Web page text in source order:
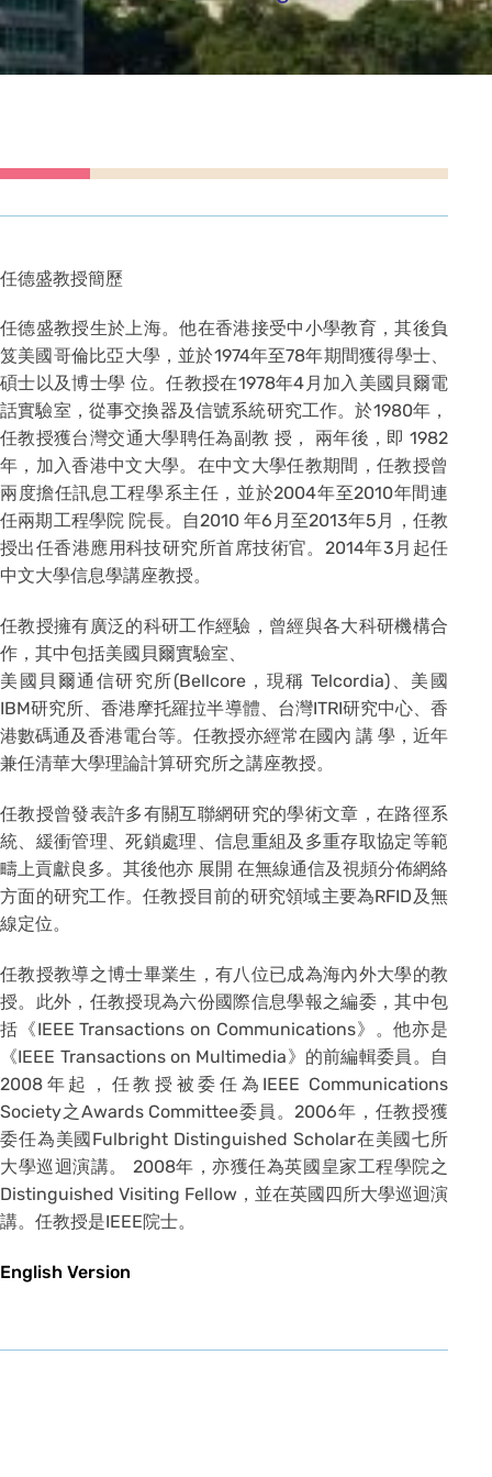
任德盛教授簡歷
任德盛教授生於上海。他在香港接受中小學教育，其後負
笈美國哥倫比亞大學，並於1974年至78年期間獲得學士、
碩士以及博士學 位。任教授在1978年4月加入美國貝爾電
話實驗室，從事交換器及信號系統研究工作。於1980年，
任教授獲台灣交通大學聘任為副教 授， 兩年後，即 1982
年，加入香港中文大學。在中文大學任教期間，任教授曾
兩度擔任訊息工程學系主任，並於2004年至2010年間連
任兩期工程學院 院長。自2010 年6月至2013年5月，任教
授出任香港應用科技研究所首席技術官。2014年3月起任
中文大學信息學講座教授。
任教授擁有廣泛的科研工作經驗，曾經與各大科研機構合
作，其中包括美國貝爾實驗室、
美國貝爾通信研究所(Bellcore，現稱 Telcordia)、美國
IBM研究所、香港摩托羅拉半導體、台灣ITRI研究中心、香
港數碼通及香港電台等。任教授亦經常在國內 講 學，近年
兼任清華大學理論計算研究所之講座教授。
任教授曾發表許多有關互聯網研究的學術文章，在路徑系
統、緩衝管理、死鎖處理、信息重組及多重存取協定等範
疇上貢獻良多。其後他亦 展開 在無線通信及視頻分佈網絡
方面的研究工作。任教授目前的研究領域主要為RFID及無
線定位。
任教授教導之博士畢業生，有八位已成為海內外大學的教
授。此外，任教授現為六份國際信息學報之編委，其中包
括《IEEE Transactions on Communications》。他亦是
《IEEE Transactions on Multimedia》的前編輯委員。自
2008年起，任教授被委任為IEEE Communications
Society之Awards Committee委員。2006年，任教授獲
委任為美國Fulbright Distinguished Scholar在美國七所
大學巡迴演講。 2008年，亦獲任為英國皇家工程學院之
Distinguished Visiting Fellow，並在英國四所大學巡迴演
講。任教授是IEEE院士。
English Version